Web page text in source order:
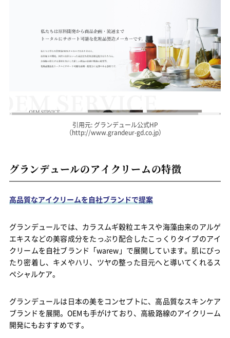
引用元: グランデュール公式HP
（http://www.grandeur-gd.co.jp）
グランデュールのアイクリームの特徴
高品質なアイクリームを自社ブランドで提案
グランデュールでは、カラスムギ穀粒エキスや海藻由来のアルゲ
エキスなどの美容成分をたっぷり配合したこっくりタイプのアイ
クリームを自社ブランド「warew」で展開しています。肌にぴっ
たり密着し、キメやハリ、ツヤの整った目元へと導いてくれるス
ペシャルケア。
グランデュールは日本の美をコンセプトに、高品質なスキンケア
ブランドを展開。OEMも手がけており、高級路線のアイクリーム
開発にもおすすめです。